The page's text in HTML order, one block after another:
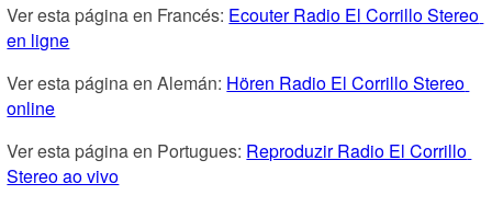
Ver esta página en Francés: Ecouter Radio El Corrillo Stereo
en ligne
Ver esta página en Alemán: Hören Radio El Corrillo Stereo
online
Ver esta página en Portugues: Reproduzir Radio El Corrillo
Stereo ao vivo